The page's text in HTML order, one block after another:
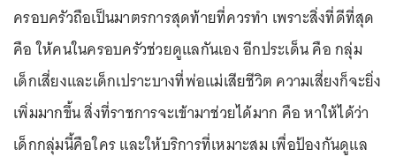
ครอบครัวถือเป็นมาตรการสุดท้ายที่ควรทำ เพราะสิ่งที่ดีที่สุด
คือ ให้คนในครอบครัวช่วยดูแลกันเอง อีกประเด็น คือ กลุ่ม
เด็กเสี่ยงและเด็กเปราะบางที่พ่อแม่เสียชีวิต ความเสี่ยงก็จะยิ่ง
เพิ่มมากขึ้น สิ่งที่ราชการจะเข้ามาช่วยได้มาก คือ หาให้ได้ว่า
เด็กกลุ่มนี้คือใคร และให้บริการที่เหมาะสม เพื่อป้องกันดูแล